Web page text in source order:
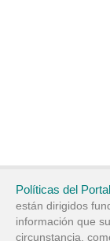
Políticas del Portal
están dirigidos
información que
circunstancia,